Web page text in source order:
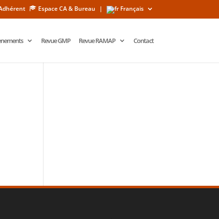
Espace CA & Bureau | Français
Revue GMP Revue RAMAP Contact